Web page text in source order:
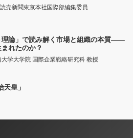
売新聞東京本社国際部編集委員
理論」で読み解く市場と組織の本質――
れたのか？
学大学院 国際企業戦略研究科 教授
天皇」